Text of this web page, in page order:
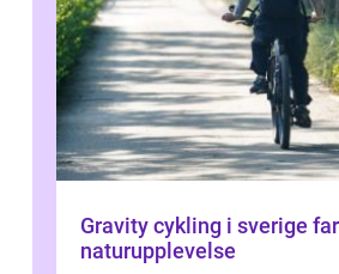
Gravity cykling i sverige fart, teknik och
naturupplevelse